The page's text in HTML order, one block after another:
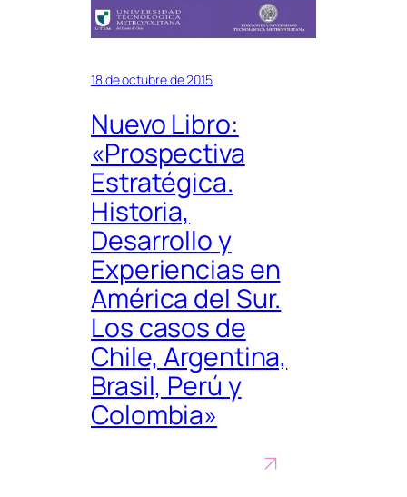
18 de octubre de 2015
Nuevo Libro:
«Prospectiva
Estratégica.
Historia,
Desarrollo y
Experiencias en
América del Sur.
Los casos de
Chile, Argentina,
Brasil, Perú y
Colombia»